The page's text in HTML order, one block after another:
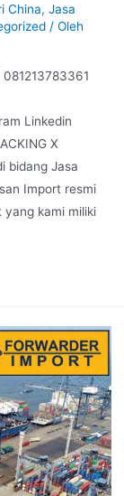
China, Jasa
/ Oleh
Linkedin
X
bidang Jasa
Import resmi
yang kami miliki